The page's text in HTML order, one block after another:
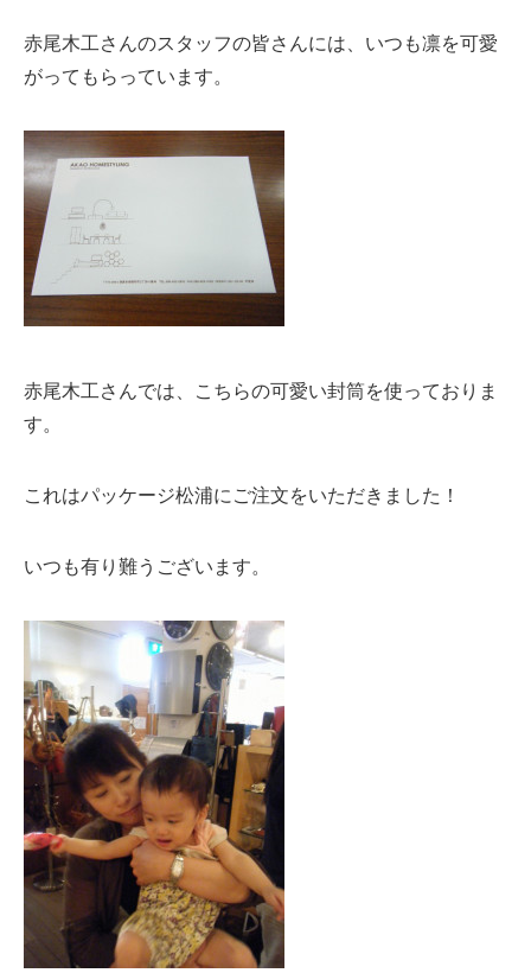
赤尾木工さんのスタッフの皆さんには、いつも凛を可愛
がってもらっています。
赤尾木工さんでは、こちらの可愛い封筒を使っておりま
す。
これはパッケージ松浦にご注文をいただきました！
いつも有り難うございます。